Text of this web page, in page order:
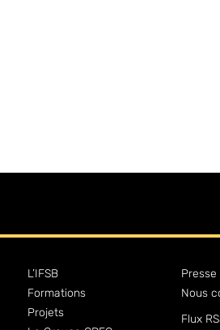
L’IFSB
Formations
Projets
Presse
Nous
Flux